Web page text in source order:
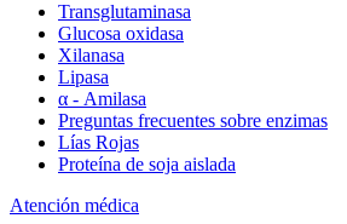
Transglutaminasa
Glucosa oxidasa
Xilanasa
Lipasa
α - Amilasa
Preguntas frecuentes sobre enzimas
Lías Rojas
Proteína de soja aislada
Atención médica